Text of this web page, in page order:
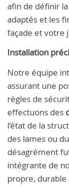
afin de définir
adaptés et les
façade et votre
Installation
Notre équipe
assurant une
règles de
effectuons des
l’état de la
des lames ou
désagrément
intégrante de
propre,